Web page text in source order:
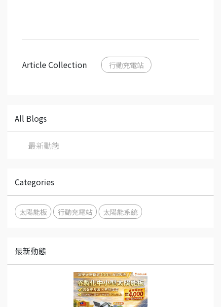
Article Collection 行動充電站
All Blogs
最新動態
Categories
太陽能板 行動充電站 太陽能系統
最新動態